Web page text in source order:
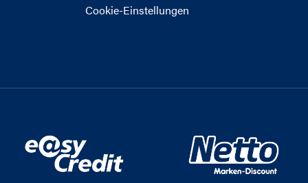
Cookie-Einstellungen